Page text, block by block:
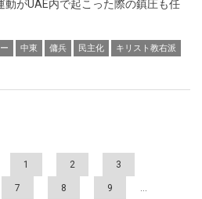
動がUAE内で起こった際の鎮圧も任
中東 傭兵 民主化 キリスト教右派
1 2 3
7 8 9 …